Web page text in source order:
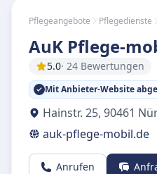
Pflegeangebote Pflegedienste
AuK Pflege-
5.0· 24 Bewertungen
Mit Anbieter-Website
Hainstr. 25, 90461
auk-pflege-mobil.de
Anrufen